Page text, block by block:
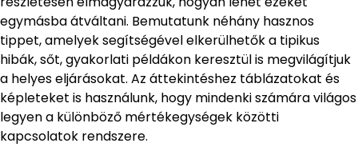
egymásba átváltani. Bemutatunk néhány hasznos
tippet, amelyek segítségével elkerülhetők a tipikus
hibák, sőt, gyakorlati példákon keresztül is megvilágítjuk
a helyes eljárásokat. Az áttekintéshez táblázatokat és
képleteket is használunk, hogy mindenki számára világos
legyen a különböző mértékegységek közötti
kapcsolatok rendszere.